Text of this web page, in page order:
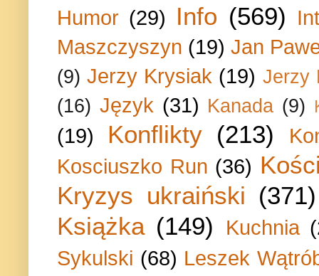
Humor (29) Info (569)
Maszczyszyn (19) Jan
(9) Jerzy Krysiak (19) Jerzy
(16) Język (31) Kanada (9)
(19) Konflikty (213)
Kosciuszko Run (36)
Kryzys ukraiński (371)
Książka (149) Kuchnia
Sykulski (68) Leszek